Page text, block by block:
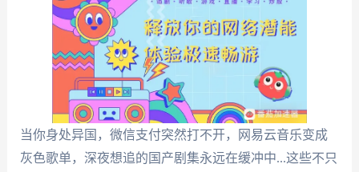
当你身处异国，微信支付突然打不开，网易云音乐变成
灰色歌单，深夜想追的国产剧集永远在缓冲中...这些不只